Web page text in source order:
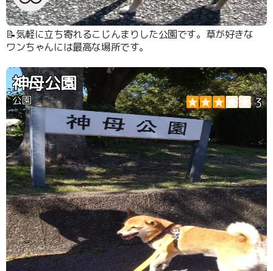
📝気軽に立ち寄れるこじんまりした公園です。草が好きな
ワンちゃんには最高な場所です。
神母公園
公園 3